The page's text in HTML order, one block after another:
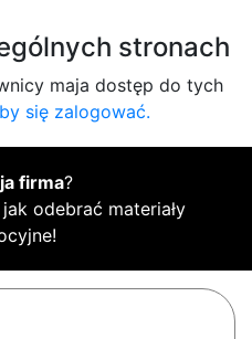
stronach
maja dostęp do tych
się zalogować.
firma?
odebrać materiały